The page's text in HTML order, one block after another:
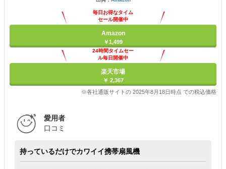
毎日お得なタイム
セール開催中
Amazon
￥1,499
24時間タイムセー
ル毎日開催中
楽天市場
￥ 2,367
※各社通販サイトの 2025年8月18日時点 での税込価格
愛用者
口コミ
持っているだけでカワイイ携帯扇風機